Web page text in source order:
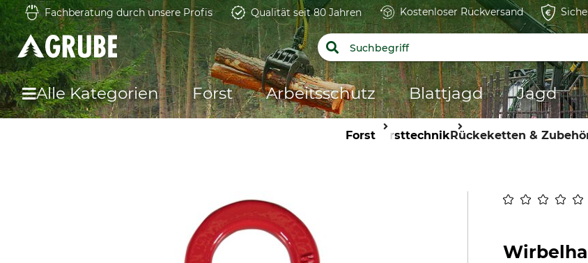
Fachberatung durch unsere Profis Qualität seit 80 Jahren Kostenloser Rückversand
Alle Kategorien Forst Arbeitsschutz Blattjagd Jagd
Forst ForsttechnikRückeketten &